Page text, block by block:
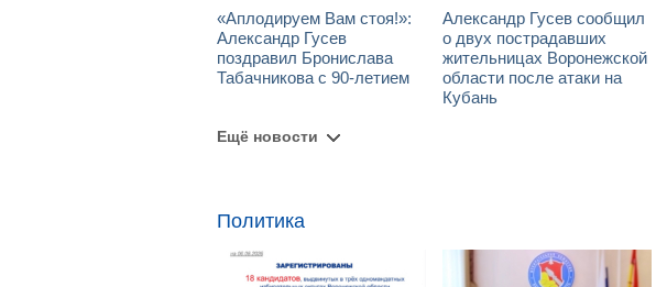
«Аплодируем Вам стоя!»:
Александр Гусев
поздравил Бронислава
Табачникова с 90-летием
Александр Гусев сообщил
о двух пострадавших
жительницах Воронежской
области после атаки на
Кубань
Ещё новости
Политика